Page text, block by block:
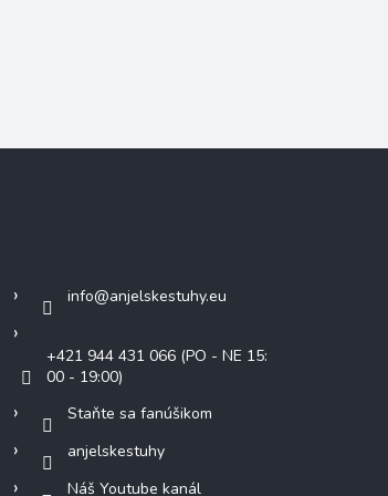
info@anjelskestuhy.eu
+421 944 431 066 (PO - NE 15:
00 - 19:00)
Staňte sa fanúšikom
anjelskestuhy
Náš Youtube kanál